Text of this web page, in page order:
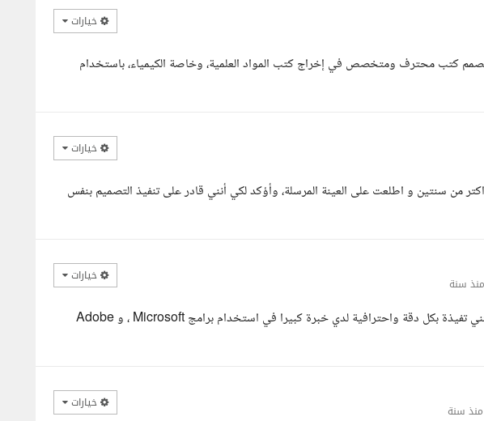
خيارات
مصمم كتب محترف ومتخصص في إخراج كتب المواد العلمية، وخاصة الكيمياء، باستخدام
خيارات
من سنتين و اطلعت على العينة المرسلة، وأؤكد لكي أنني قادر على تنفيذ التصميم بنفس
منذ سنة خيارات
السلام عليكم ، لقد اطلعت علي ما هو مطلوب ويمكنني تفيذة بكل دقة واحترافية لدي خبرة كبيرا في استخدام برامج Microsoft ، و Adobe
منذ سنة خيارات